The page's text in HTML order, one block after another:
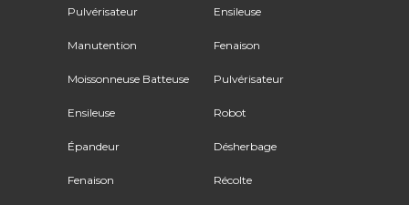
Pulvérisateur
Manutention
Moissonneuse Batteuse
Ensileuse
Épandeur
Fenaison
Ensileuse
Fenaison
Pulvérisateur
Robot
Désherbage
Récolte